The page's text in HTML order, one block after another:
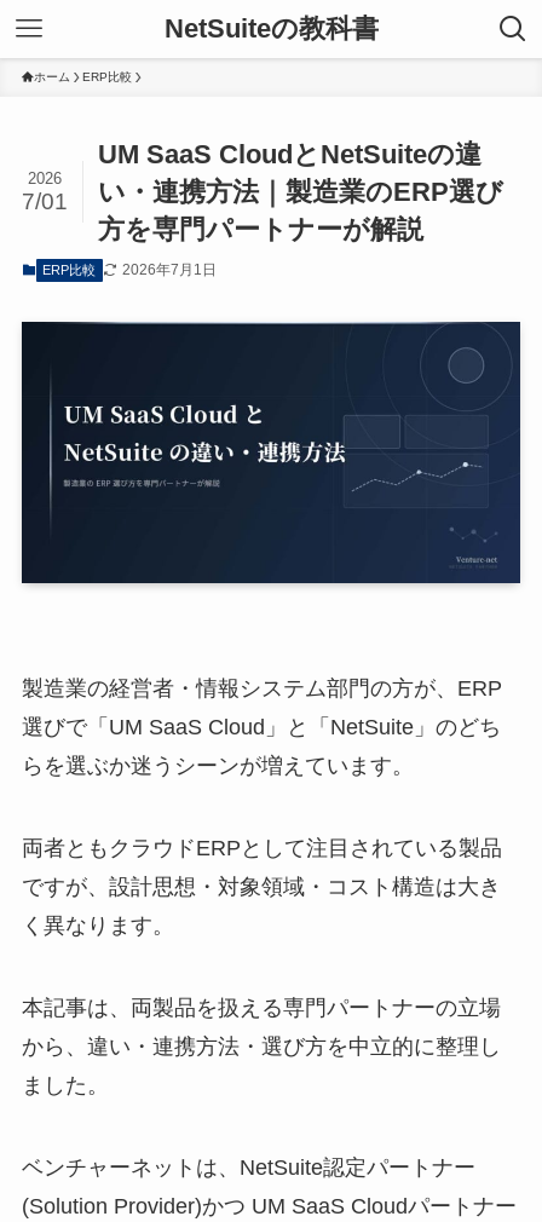
NetSuiteの教科書
ホーム ERP比較
UM SaaS CloudとNetSuiteの違
い・連携方法｜製造業のERP選び
方を専門パートナーが解説
2026
7/01
ERP比較 2026年7月1日
製造業の経営者・情報システム部門の方が、ERP
選びで「UM SaaS Cloud」と「NetSuite」のどち
らを選ぶか迷うシーンが増えています。
両者ともクラウドERPとして注目されている製品
ですが、設計思想・対象領域・コスト構造は大き
く異なります。
本記事は、両製品を扱える専門パートナーの立場
から、違い・連携方法・選び方を中立的に整理し
ました。
ベンチャーネットは、NetSuite認定パートナー
(Solution Provider)かつ UM SaaS Cloudパートナー